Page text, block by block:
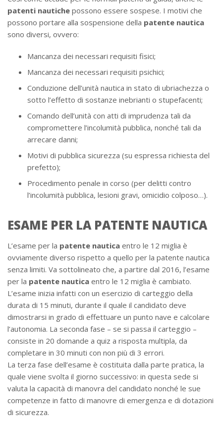
patenti nautiche possono essere sospese. I motivi che
possono portare alla sospensione della patente nautica
sono diversi, ovvero:
Mancanza dei necessari requisiti fisici;
Mancanza dei necessari requisiti psichici;
Conduzione dell’unità nautica in stato di ubriachezza o
sotto l’effetto di sostanze inebrianti o stupefacenti;
Comando dell’unità con atti di imprudenza tali da
compromettere l’incolumità pubblica, nonché tali da
arrecare danni;
Motivi di pubblica sicurezza (su espressa richiesta del
prefetto);
Procedimento penale in corso (per delitti contro
l’incolumità pubblica, lesioni gravi, omicidio colposo…).
ESAME PER LA PATENTE NAUTICA
L’esame per la patente nautica entro le 12 miglia è
ovviamente diverso rispetto a quello per la patente nautica
senza limiti. Va sottolineato che, a partire dal 2016, l’esame
per la patente nautica entro le 12 miglia è cambiato.
L’esame inizia infatti con un esercizio di carteggio della
durata di 15 minuti, durante il quale il candidato deve
dimostrarsi in grado di effettuare un punto nave e calcolare
l’autonomia. La seconda fase – se si passa il carteggio –
consiste in 20 domande a quiz a risposta multipla, da
completare in 30 minuti con non più di 3 errori.
La terza fase dell’esame è costituita dalla parte pratica, la
quale viene svolta il giorno successivo: in questa sede si
valuta la capacità di manovra del candidato nonché le sue
competenze in fatto di manovre di emergenza e di dotazioni
di sicurezza.